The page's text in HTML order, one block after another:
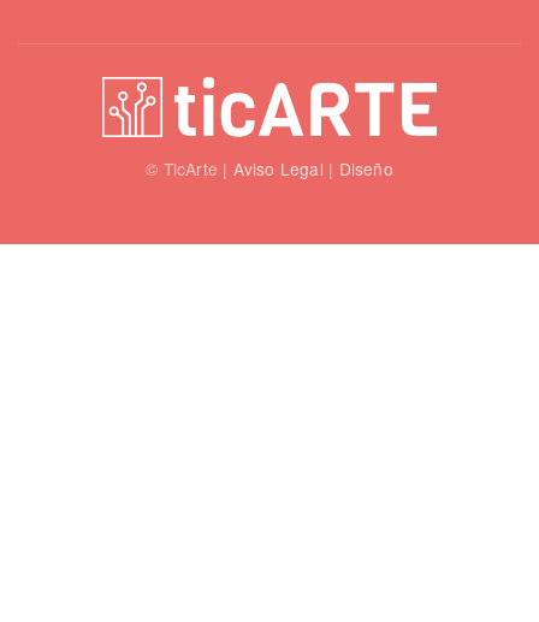
© TicArte | Aviso Legal | Diseño